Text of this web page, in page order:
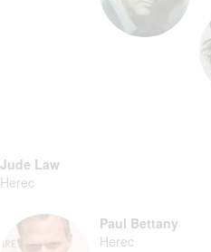
Jude Law
Herec
Paul Bettany
Herec